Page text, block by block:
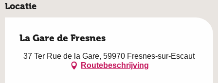
Locatie
La Gare de Fresnes
37 Ter Rue de la Gare, 59970 Fresnes-sur-Escaut
Routebeschrijving